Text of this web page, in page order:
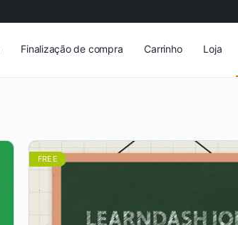
Finalização de compra Carrinho Loja
FREE